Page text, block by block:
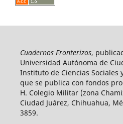
Cuadernos Fronterizos,
Universidad Autónoma de
Instituto de Ciencias Sociales
que se publica con fondos
H. Colegio Militar (zona
Ciudad Juárez, Chihuahua,
3859.